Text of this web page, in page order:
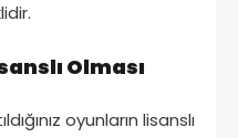
Olması
oyunların lisanslı